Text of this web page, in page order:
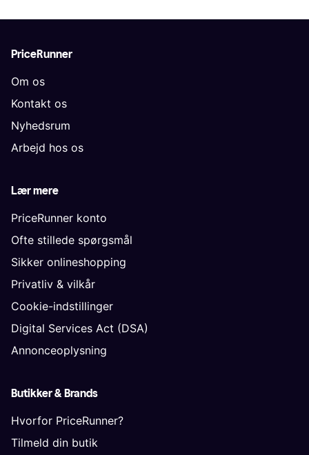
PriceRunner
Om os
Kontakt os
Nyhedsrum
Arbejd hos os
Lær mere
PriceRunner konto
Ofte stillede spørgsmål
Sikker onlineshopping
Privatliv & vilkår
Cookie-indstillinger
Digital Services Act (DSA)
Annonceoplysning
Butikker & Brands
Hvorfor PriceRunner?
Tilmeld din butik